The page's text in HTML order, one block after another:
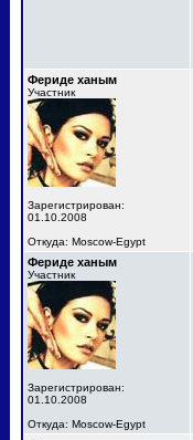
Фериде ханым
Участник
Зарегистрирован:
01.10.2008
Откуда: Moscow-Egypt
Фериде ханым
Участник
Зарегистрирован:
01.10.2008
Откуда: Moscow-Egypt